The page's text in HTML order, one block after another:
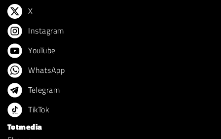
X
Instagram
YouTube
WhatsApp
Telegram
TikTok
Totmedia